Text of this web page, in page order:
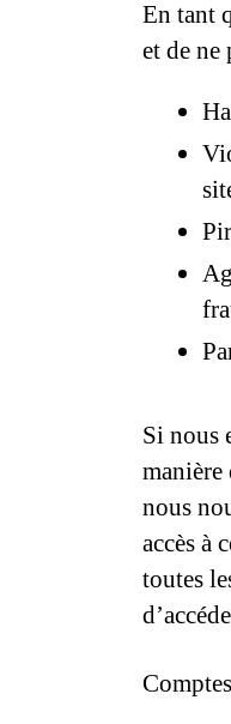
En tant
et de
Si nous
nous
accès à
toutes
Comptes